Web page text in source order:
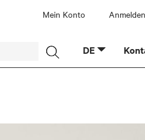
Mein Konto Anmelden
DE
Suche